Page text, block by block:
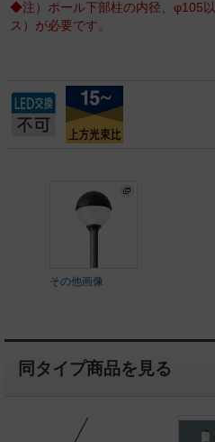
◆注）ポール下部柱の内径、φ105
ス）が必要です。
その他画像
同タイプ商品を見る